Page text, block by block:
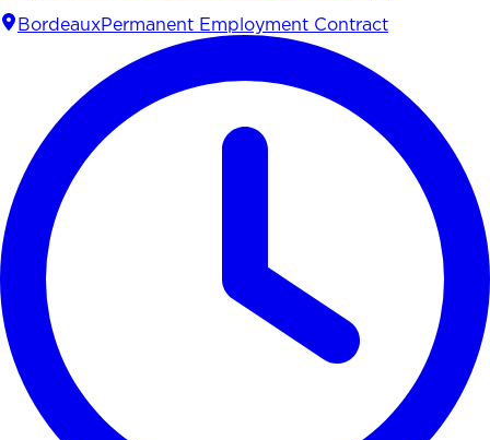
BordeauxPermanent Employment Contract